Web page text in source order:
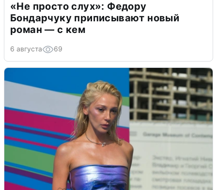
«Не просто слух»: Федору
Бондарчуку приписывают новый
роман — с кем
6 августа 69